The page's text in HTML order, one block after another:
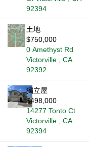
92394
土地
$750,000
0 Amethyst Rd
Victorville , CA
92392
獨立屋
$498,000
14277 Tonto Ct
Victorville , CA
92394